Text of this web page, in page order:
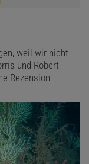
weil wir nicht
und Robert
Rezension